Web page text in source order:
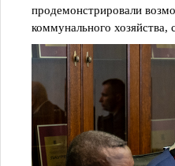
продемонстрировали
коммунального хозяйства,